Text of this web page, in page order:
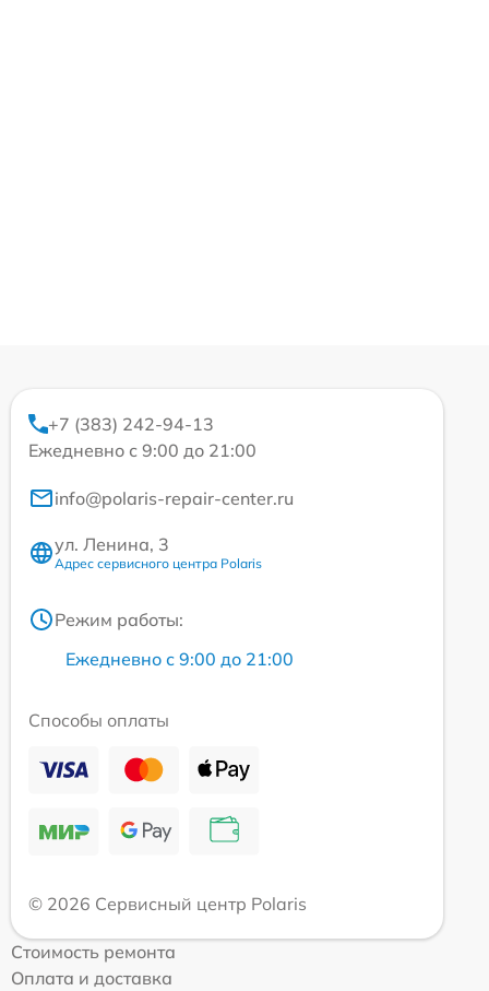
+7 (383) 242-94-13
Ежедневно с 9:00 до 21:00
info@polaris-repair-center.ru
ул. Ленина, 3
Адрес сервисного центра Polaris
Режим работы:
Ежедневно с 9:00 до 21:00
Способы оплаты
© 2026 Сервисный центр Polaris
Стоимость ремонта
Оплата и доставка